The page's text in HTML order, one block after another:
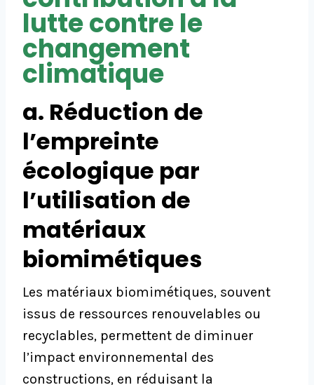
lutte contre le
changement
climatique
a. Réduction de
l’empreinte
écologique par
l’utilisation de
matériaux
biomimétiques
Les matériaux biomimétiques, souvent
issus de ressources renouvelables ou
recyclables, permettent de diminuer
l’impact environnemental des
constructions, en réduisant la